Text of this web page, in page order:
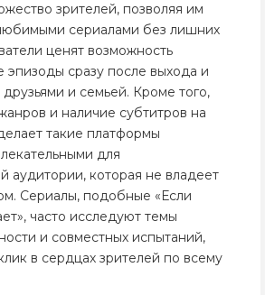
зрителей, позволяя им
сериалами без лишних
ценят возможность
эпизоды сразу после выхода и
и семьей. Кроме того,
и наличие субтитров на
такие платформы
для
аудитории, которая не владеет
Сериалы, подобные «Если
часто исследуют темы
и совместных испытаний,
в сердцах зрителей по всему